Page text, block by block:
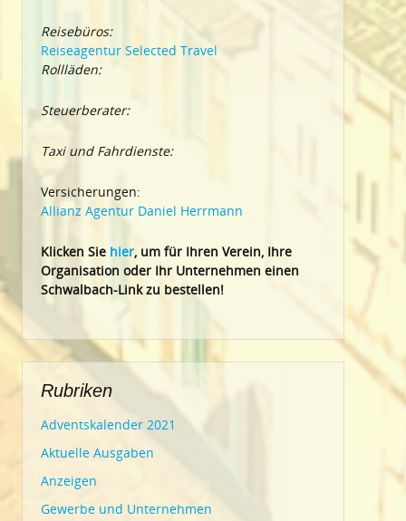
Reisebüros:
Reiseagentur Selected Travel
Rollläden:
Steuerberater:
Taxi und Fahrdienste:
Versicherungen:
Allianz Agentur Daniel Herrmann
Klicken Sie hier, um für Ihren Verein, Ihre
Organisation oder Ihr Unternehmen einen
Schwalbach-Link zu bestellen!
Rubriken
Adventskalender 2021
Aktuelle Ausgaben
Anzeigen
Gewerbe und Unternehmen